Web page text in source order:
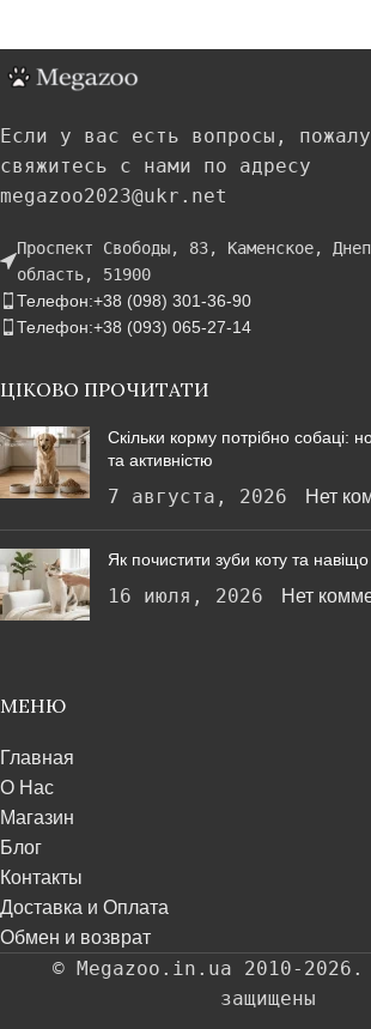
Если у вас есть вопросы,
свяжитесь с нами по адресу
megazoo2023@ukr.net
Проспект Свободы, 83, Каменское,
область, 51900
Телефон:+38 (098) 301-36-90
Телефон:+38 (093) 065-27-14
ЦІКОВО ПРОЧИТАТИ
Скільки корму потрібно собаці:
та активністю
7 августа, 2026 Нет
Як почистити зуби коту та
16 июля, 2026 Нет
МЕНЮ
Главная
О Нас
Магазин
Блог
Контакты
Доставка и Оплата
Обмен и возврат
© Megazoo.in.ua 2010-2026.
защищены